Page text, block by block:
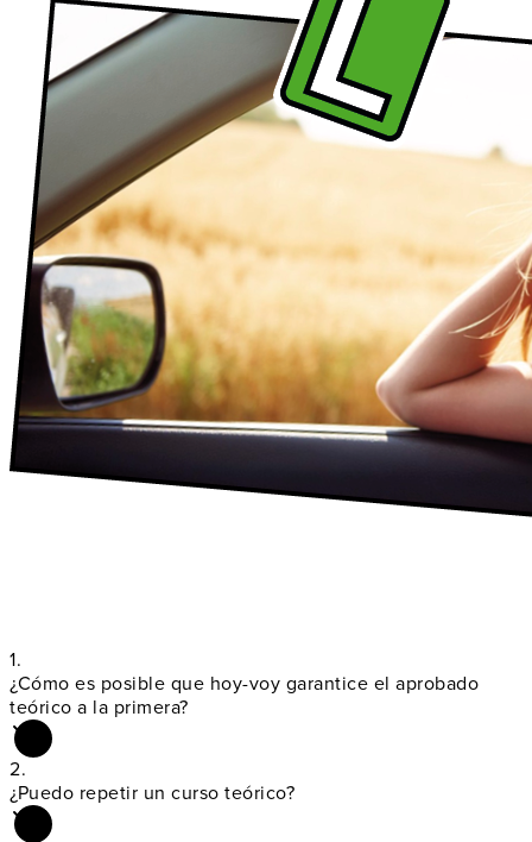
1.
¿Cómo es posible que hoy-voy garantice el aprobado
teórico a la primera?
2.
¿Puedo repetir un curso teórico?